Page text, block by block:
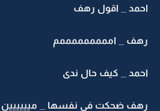
_ اقول رهف
_ امممممممممم
_ كيف حال ندى
ضحكت في نفسها _ ميييييين ندى